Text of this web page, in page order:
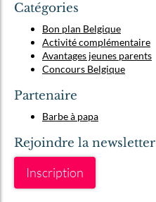
Catégories
Bon plan Belgique
Activité complémentaire
Avantages jeunes parents
Concours Belgique
Partenaire
Barbe à papa
Rejoindre la newsletter
Inscription